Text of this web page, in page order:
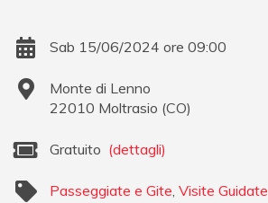
Sab 15/06/2024 ore 09:00
Monte di Lenno
22010 Moltrasio (CO)
Gratuito (dettagli)
Passeggiate e Gite, Visite Guidate